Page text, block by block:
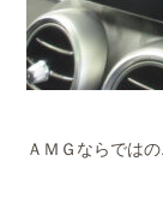
ＡＭＧならでは